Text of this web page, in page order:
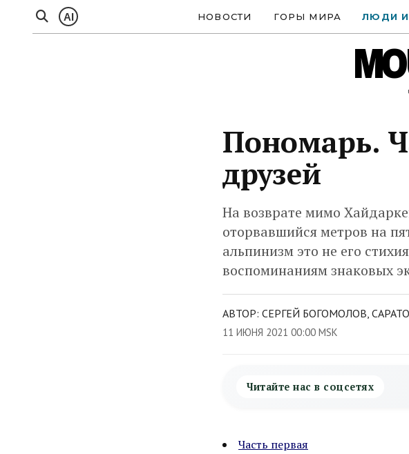
AI НОВОСТИ ГОРЫ МИРА ЛЮДИ
Пономарь.
друзей
На возврате мимо
оторвавшийся метров на
альпинизм это не его
воспоминаниям знаковых
АВТОР: СЕРГЕЙ БОГОМОЛОВ,
11 ИЮНЯ 2021 00:00 MSK
Читайте нас в соцсетях
Часть первая